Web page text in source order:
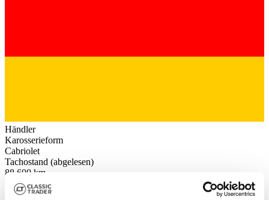
Händler
Karosserieform
Cabriolet
Tachostand (abgelesen)
88.600 km
Leistung (kW/PS)
65 / 88